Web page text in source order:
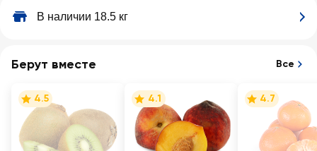
В наличии 18.5 кг
Берут вместе Все
4.5 4.1 4.7